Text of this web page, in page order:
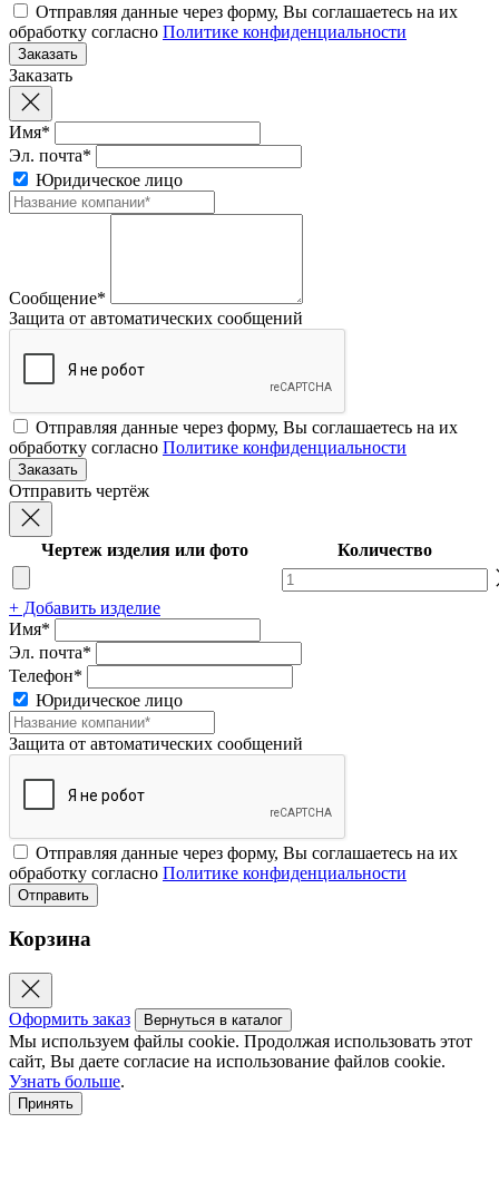
Отправляя данные через форму, Вы соглашаетесь на их
обработку согласно Политике конфиденциальности
Заказать
Имя*
Эл. почта*
Юридическое лицо
Сообщение*
Защита от автоматических сообщений
Отправляя данные через форму, Вы соглашаетесь на их
обработку согласно Политике конфиденциальности
Отправить чертёж
Чертеж изделия или фото Количество
+ Добавить изделие
Имя*
Эл. почта*
Телефон*
Юридическое лицо
Защита от автоматических сообщений
Отправляя данные через форму, Вы соглашаетесь на их
обработку согласно Политике конфиденциальности
Корзина
Оформить заказ Вернуться в каталог
Мы используем файлы cookie. Продолжая использовать этот
сайт, Вы даете согласие на использование файлов cookie.
Узнать больше.
Принять